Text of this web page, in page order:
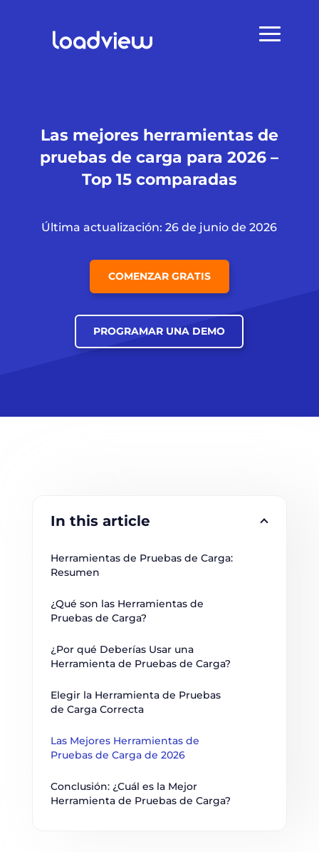
Las mejores herramientas de
pruebas de carga para 2026 –
Top 15 comparadas
Última actualización: 26 de junio de 2026
COMENZAR GRATIS
PROGRAMAR UNA DEMO
In this article
Herramientas de Pruebas de Carga:
Resumen
¿Qué son las Herramientas de
Pruebas de Carga?
¿Por qué Deberías Usar una
Herramienta de Pruebas de Carga?
Elegir la Herramienta de Pruebas
de Carga Correcta
Las Mejores Herramientas de
Pruebas de Carga de 2026
Conclusión: ¿Cuál es la Mejor
Herramienta de Pruebas de Carga?